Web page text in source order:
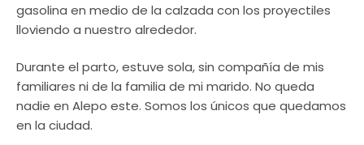
gasolina en medio de la calzada con los proyectiles
lloviendo a nuestro alrededor.
Durante el parto, estuve sola, sin compañía de mis
familiares ni de la familia de mi marido. No queda
nadie en Alepo este. Somos los únicos que quedamos
en la ciudad.